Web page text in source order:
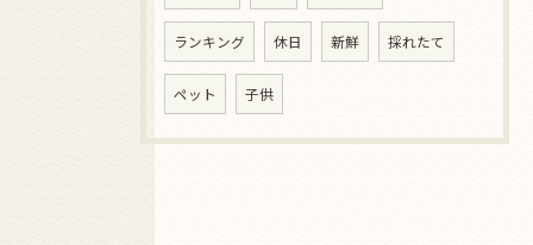
ランキング 休日 新鮮 採れたて
ペット 子供